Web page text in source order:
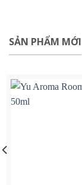
SẢN PHẨM MỚI